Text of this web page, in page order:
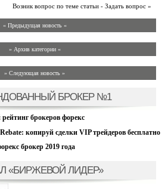
Возник вопрос по теме статьи - Задать вопрос »
« Предыдущая новость «
» Архив категории «
» Следующая новость »
БРОКЕР №1
брокеров форекс
копируй сделки VIP трейдеров бесплатно
брокер 2019 года
«БИРЖЕВОЙ ЛИДЕР»